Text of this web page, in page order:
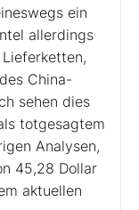
ein
allerdings
China-
sehen dies
totgesagtem
Analysen,
45,28 Dollar
aktuellen